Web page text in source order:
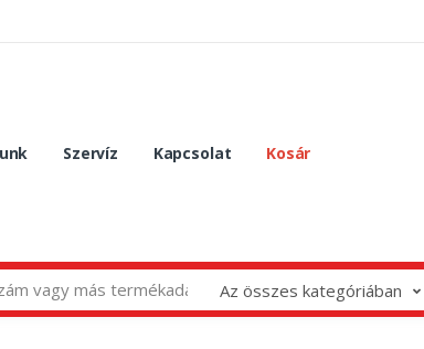
Szervíz Kapcsolat Kosár
Az összes kategóriában